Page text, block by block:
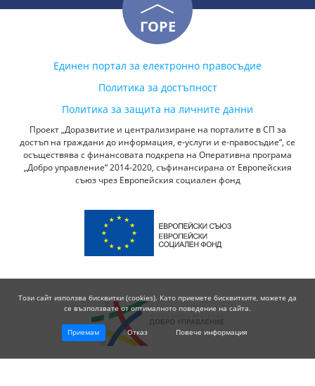
ГОРЕ
Единен портал за електронно правосъдие
Политика за достъпност
Политика за защита на личните данни
Проект „Доразвитие и централизиране на порталите в СП за
достъп на граждани до информация, е-услуги и е-правосъдие“, се
осъществява с финансовата подкрепа на Оперативна програма
„Добро управление“ 2014-2020, съфинансирана от Европейския
съюз чрез Европейския социален фонд
Този сайт използва бисквитки (cookies). Като приемете бисквитките, можете да
се възползвате от оптималното поведение на сайта.
Приемам Отказ Повече информация